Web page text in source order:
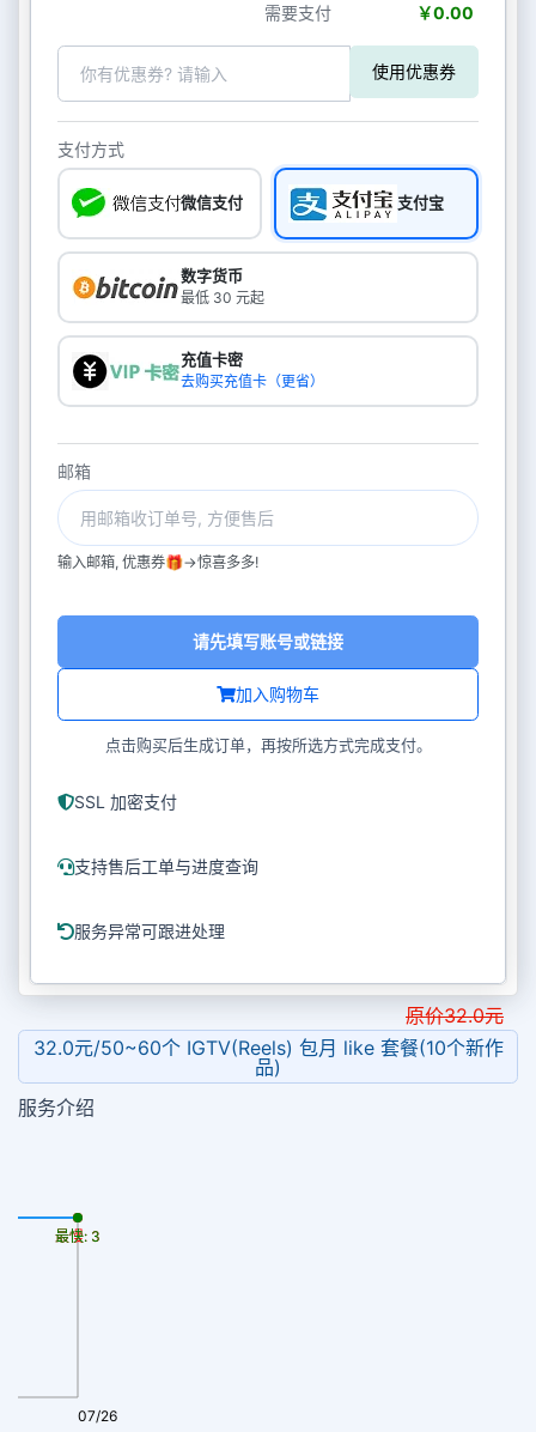
需要支付
￥0.00
使用优惠券
支付方式
微信支付 支付宝
数字货币
最低 30 元起
充值卡密
去购买充值卡（更省）
邮箱
输入邮箱, 优惠券🎁->惊喜多多!
加入购物车
请先填写账号或链接
点击购买后生成订单，再按所选方式完成支付。
SSL 加密支付
支持售后工单与进度查询
服务异常可跟进处理
原价32.0元
32.0元/50~60个 IGTV(Reels) 包月 like 套餐(10个新作
品)
服务介绍
07/26
最慢: 3
最快: 3